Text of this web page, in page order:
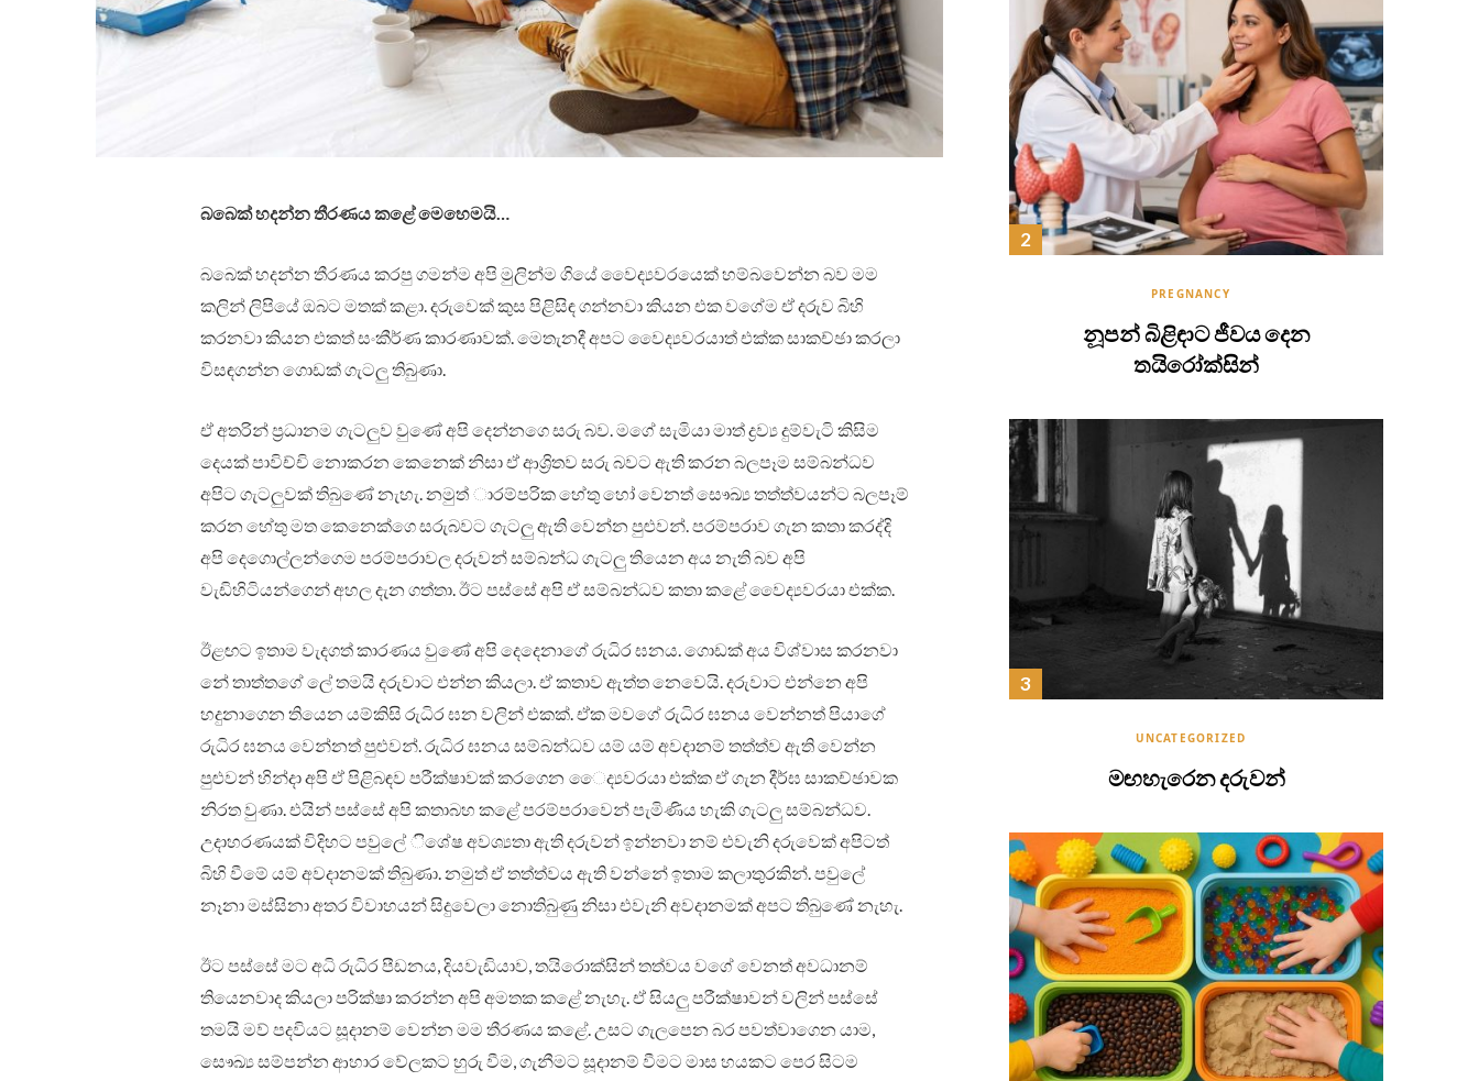
බබෙක් හදන්න තීරණය කළේ මෙහෙමයි…
බබෙක් හදන්න තීරණය කරපු ගමන්ම අපි මුලින්ම ගියේ වෛද්‍යවරයෙක් හම්බවෙන්න බව මම
කලින් ලිපියේ ඔබට මතක් කළා. දරුවෙක් කුස පිළිසිඳ ගන්නවා කියන එක වගේම ඒ දරුව බිහි
කරනවා කියන එකත් සංකීර්ණ කාරණාවක්. මෙතැනදී අපට වෛද්‍යවරයාත් එක්ක සාකච්ඡා කරලා
විසඳගන්න ගොඩක් ගැටලු තිබුණා.
ඒ අතරින් ප්‍රධානම ගැටලුව වුණේ අපි දෙන්නගෙ සරු බව. මගේ සැමියා මාත් ද්‍රව්‍ය දුම්වැටි කිසිම
දෙයක් පාවිච්චි නොකරන කෙනෙක් නිසා ඒ ආශ්‍රිතව සරු බවට ඇති කරන බලපෑම සම්බන්ධව
අපිට ගැටලුවක් තිබුණේ නැහැ. නමුත් ාරම්පරික හේතු හෝ වෙනත් සෞඛ්‍ය තත්ත්වයන්ට බලපෑම්
කරන හේතු මත කෙනෙක්ගෙ සරුබවට ගැටලු ඇති වෙන්න පුළුවන්. පරම්පරාව ගැන කතා කරද්දි
අපි දෙගොල්ලන්ගෙම පරම්පරාවල දරුවන් සම්බන්ධ ගැටලු තියෙන අය නැති බව අපි
වැඩිහිටියන්ගෙන් අහල දැන ගත්තා. ඊට පස්සේ අපි ඒ සම්බන්ධව කතා කළේ වෛද්‍යවරයා එක්ක.
ඊළඟට ඉතාම වැදගත් කාරණය වුණේ අපි දෙදෙනාගේ රුධිර ඝනය. ගොඩක් අය විශ්වාස කරනවා
නේ තාත්තගේ ලේ තමයි දරුවාට එන්න කියලා. ඒ කතාව ඇත්ත නෙවෙයි. දරුවාට එන්නෙ අපි
හදුනාගෙන තියෙන යම්කිසි රුධිර ඝන වලින් එකක්. ඒක මවගේ රුධිර ඝනය වෙන්නත් පියාගේ
රුධිර ඝනය වෙන්නත් පුළුවන්. රුධිර ඝනය සම්බන්ධව යම් යම් අවදානම් තත්ත්ව ඇති වෙන්න
පුළුවන් හින්දා අපි ඒ පිළිබඳව පරීක්ෂාවක් කරගෙන ෛද්‍යවරයා එක්ක ඒ ගැන දීර්ඝ සාකච්ඡාවක
නිරත වුණා. එයින් පස්සේ අපි කතාබහ කළේ පරම්පරාවෙන් පැමිණිය හැකි ගැටලු සම්බන්ධව.
උදාහරණයක් විදිහට පවුලේ ිශේෂ අවශ්‍යතා ඇති දරුවන් ඉන්නවා නම් එවැනි දරුවෙක් අපිටත්
බිහි වීමේ යම් අවදානමක් තිබුණා. නමුත් ඒ තත්ත්වය ඇති වන්නේ ඉතාම කලාතුරකින්. පවුලේ
නෑනා මස්සිනා අතර විවාහයන් සිදුවෙලා නොතිබුණු නිසා එවැනි අවදානමක් අපට තිබුණේ නැහැ.
ඊට පස්සේ මට අධි රුධිර පීඩනය, දියවැඩියාව, තයිරොක්සින් තත්වය වගේ වෙනත් අවධානම්
තියෙනවාද කියලා පරික්ෂා කරන්න අපි අමතක කළේ නැහැ. ඒ සියලු පරීක්ෂාවන් වලින් පස්සේ
තමයි මව් පදවියට සූදානම් වෙන්න මම තීරණය කළේ. උසට ගැලපෙන බර පවත්වාගෙන යාම,
සෞඛ්‍ය සම්පන්න ආහාර වේලකට හුරු වීම, ගැනීමට සූදානම් වීමට මාස හයකට පෙර සිටම
PREGNANCY
නූපන් බිළිඳාට ජීවය දෙන
තයිරෝක්සින්
UNCATEGORIZED
මඟහැරෙන දරුවන්